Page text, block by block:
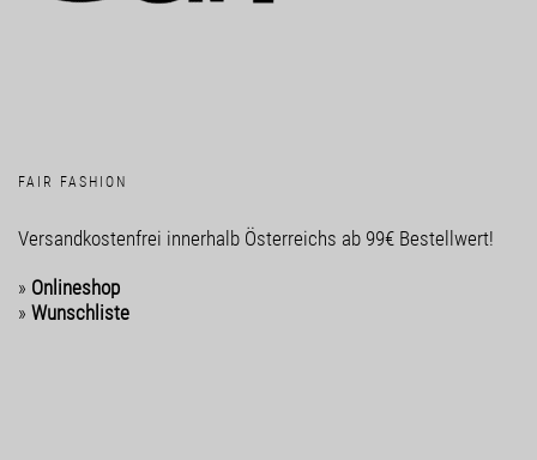
FAIR FASHION
Versandkostenfrei innerhalb Österreichs ab 99€ Bestellwert!
» Onlineshop
» Wunschliste